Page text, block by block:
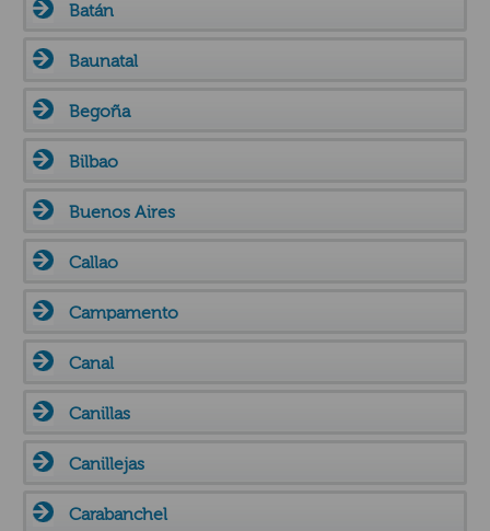
Batán
Baunatal
Begoña
Bilbao
Buenos Aires
Callao
Campamento
Canal
Canillas
Canillejas
Carabanchel